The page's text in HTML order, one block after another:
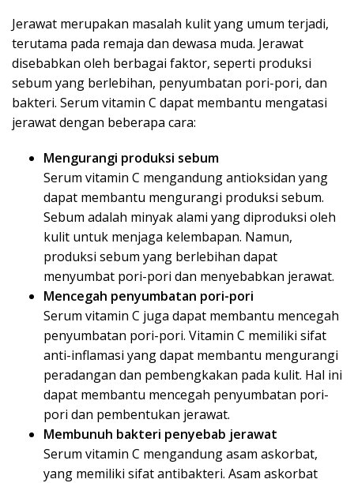
Jerawat merupakan masalah kulit yang umum terjadi,
terutama pada remaja dan dewasa muda. Jerawat
disebabkan oleh berbagai faktor, seperti produksi
sebum yang berlebihan, penyumbatan pori-pori, dan
bakteri. Serum vitamin C dapat membantu mengatasi
jerawat dengan beberapa cara:
Mengurangi produksi sebum
Serum vitamin C mengandung antioksidan yang
dapat membantu mengurangi produksi sebum.
Sebum adalah minyak alami yang diproduksi oleh
kulit untuk menjaga kelembapan. Namun,
produksi sebum yang berlebihan dapat
menyumbat pori-pori dan menyebabkan jerawat.
Mencegah penyumbatan pori-pori
Serum vitamin C juga dapat membantu mencegah
penyumbatan pori-pori. Vitamin C memiliki sifat
anti-inflamasi yang dapat membantu mengurangi
peradangan dan pembengkakan pada kulit. Hal ini
dapat membantu mencegah penyumbatan pori-
pori dan pembentukan jerawat.
Membunuh bakteri penyebab jerawat
Serum vitamin C mengandung asam askorbat,
yang memiliki sifat antibakteri. Asam askorbat